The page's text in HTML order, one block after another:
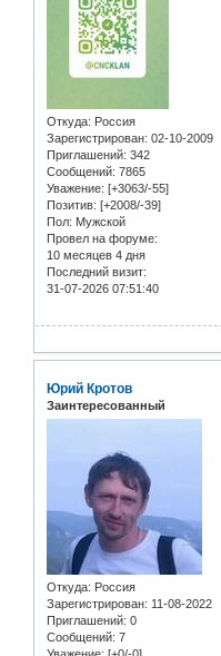
Откуда: Россия
Зарегистрирован: 02-10-2009
Приглашений: 342
Сообщений: 7865
Уважение: [+3063/-55]
Позитив: [+2008/-39]
Пол: Мужской
Провел на форуме:
10 месяцев 4 дня
Последний визит:
31-07-2026 07:51:40
Юрий Кротов
Заинтересованный
Откуда: Россия
Зарегистрирован: 11-08-2022
Приглашений: 0
Сообщений: 7